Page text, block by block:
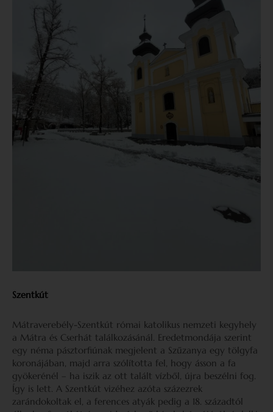
Szentkút
Mátraverebély-Szentkút római katolikus nemzeti kegyhely
a Mátra és Cserhát találkozásánál. Eredetmondája szerint
egy néma pásztorfiúnak megjelent a Szűzanya egy tölgyfa
koronájában, majd arra szólította fel, hogy ásson a fa
gyökerénél – ha iszik az ott talált vízből, újra beszélni fog.
Így is lett. A Szentkút vizéhez azóta százezrek
zarándokoltak el, a ferences atyák pedig a 18. századtól